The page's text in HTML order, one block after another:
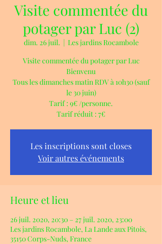
Visite commentée du
potager par Luc (2)
dim. 26 juil.
  |
Les jardins Rocambole
Visite commentée du potager par Luc
Bienvenu
Tous les dimanches matin RDV à 10h30 (sauf
le 30 juin)
Tarif : 9€ /personne.
Tarif réduit : 7€
Les inscriptions sont closes
Voir autres événements
Heure et lieu
26 juil. 2020, 20:30 – 27 juil. 2020, 23:00
Les jardins Rocambole, La Lande aux Pitois,
35150 Corps-Nuds, France